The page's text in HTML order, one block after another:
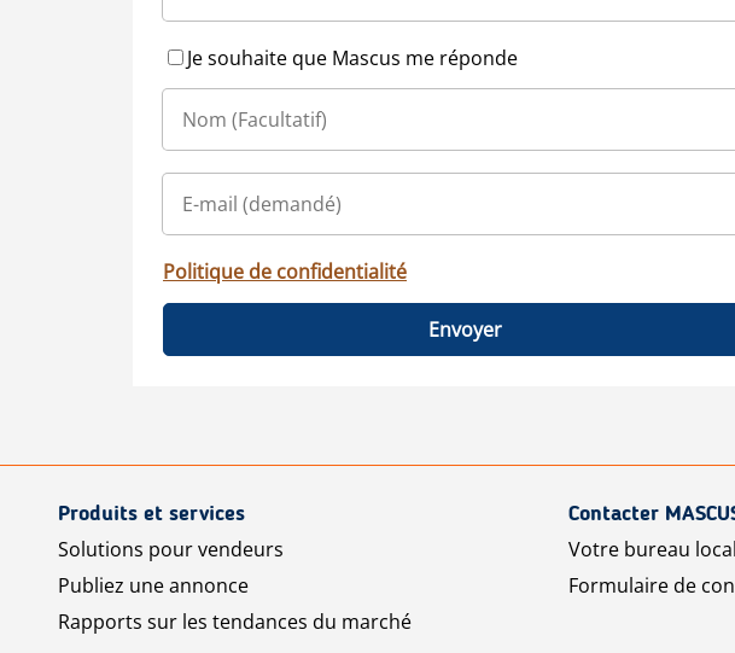
Je souhaite que Mascus me réponde
Politique de confidentialité
Envoyer
Produits et services
Solutions pour vendeurs
Publiez une annonce
Rapports sur les tendances du marché
Contacter
Votre bureau
Formulaire de